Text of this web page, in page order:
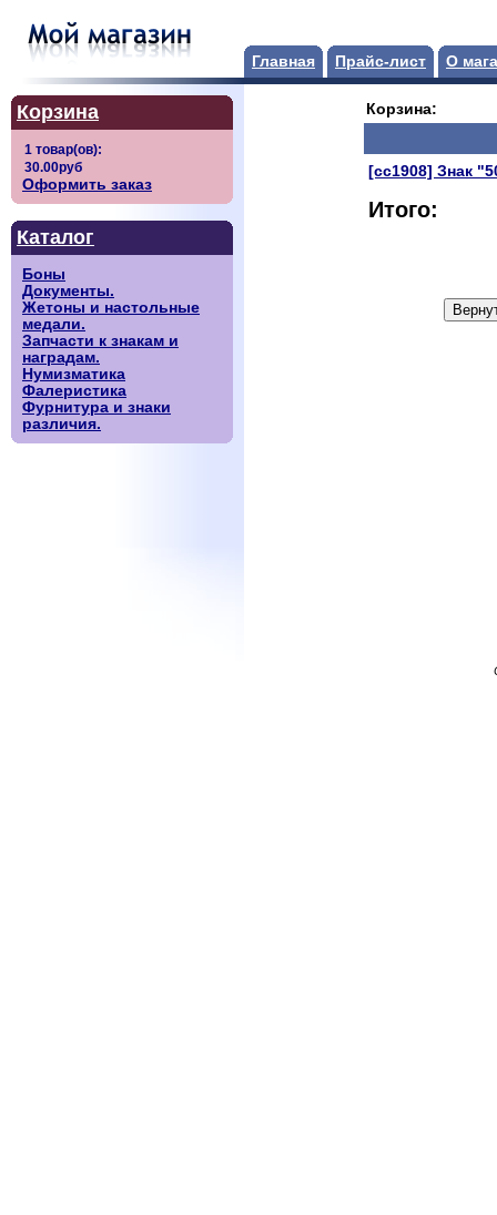
Главная Прайс-лист О
Корзина
Оформить заказ
Каталог
Боны
Документы.
Жетоны и настольные
медали.
Запчасти к знакам и
наградам.
Нумизматика
Фалеристика
Фурнитура и знаки
различия.
Корзина:
[сс1908] Знак
Итого: